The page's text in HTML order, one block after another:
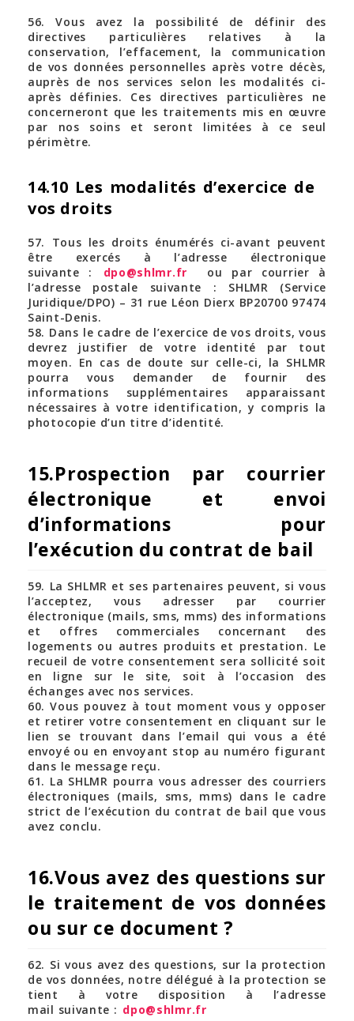
56. Vous avez la possibilité de définir des
directives particulières relatives à la
conservation, l’effacement, la communication
de vos données personnelles après votre décès,
auprès de nos services selon les modalités ci-
après définies. Ces directives particulières ne
concerneront que les traitements mis en œuvre
par nos soins et seront limitées à ce seul
périmètre.
14.10 Les modalités d’exercice de
vos droits
57. Tous les droits énumérés ci-avant peuvent
être exercés à l’adresse électronique
suivante :
dpo@shlmr.fr
ou par courrier à
l’adresse postale suivante : SHLMR (Service
Juridique/DPO) – 31 rue Léon Dierx BP20700 97474
Saint-Denis.
58. Dans le cadre de l’exercice de vos droits, vous
devrez justifier de votre identité par tout
moyen. En cas de doute sur celle-ci, la SHLMR
pourra vous demander de fournir des
informations supplémentaires apparaissant
nécessaires à votre identification, y compris la
photocopie d’un titre d’identité.
15.Prospection par courrier
électronique et envoi
d’informations pour
l’exécution du contrat de bail
59. La SHLMR et ses partenaires peuvent, si vous
l’acceptez, vous adresser par courrier
électronique (mails, sms, mms) des informations
et offres commerciales concernant des
logements ou autres produits et prestation. Le
recueil de votre consentement sera sollicité soit
en ligne sur le site, soit à l’occasion des
échanges avec nos services.
60. Vous pouvez à tout moment vous y opposer
et retirer votre consentement en cliquant sur le
lien se trouvant dans l’email qui vous a été
envoyé ou en envoyant stop au numéro figurant
dans le message reçu.
61. La SHLMR pourra vous adresser des courriers
électroniques (mails, sms, mms) dans le cadre
strict de l’exécution du contrat de bail que vous
avez conclu.
16.Vous avez des questions sur
le traitement de vos données
ou sur ce document ?
62. Si vous avez des questions, sur la protection
de vos données, notre délégué à la protection se
tient à votre disposition à l’adresse
mail suivante : dpo@shlmr.fr